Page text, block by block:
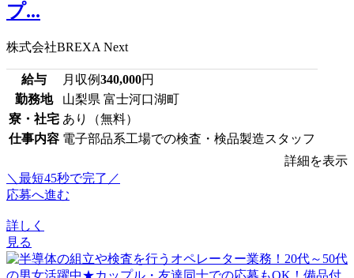
プ...
株式会社BREXA Next
給与 月収例340,000円
勤務地
山梨県 富士河口湖町
寮・社宅 あり（無料）
仕事内容 電子部品系工場での検査・検品製造スタッフ
詳細を表示
＼最短45秒で完了／
応募へ進む
詳しく
見る